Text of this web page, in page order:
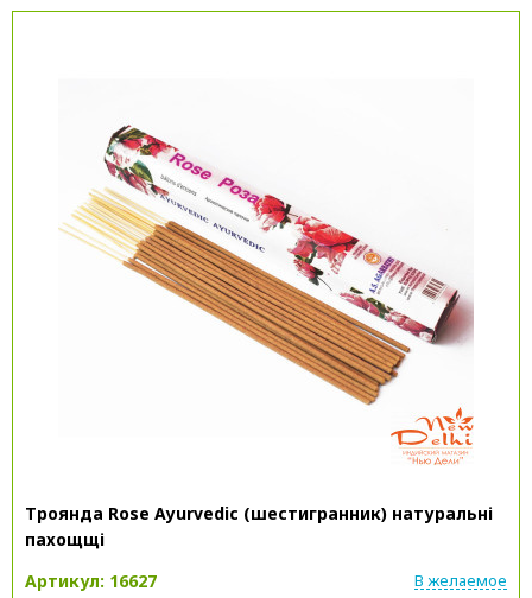
Троянда Rose Ayurvedic (шестигранник) натуральні
пахощщі
Артикул: 16627
В желаемое